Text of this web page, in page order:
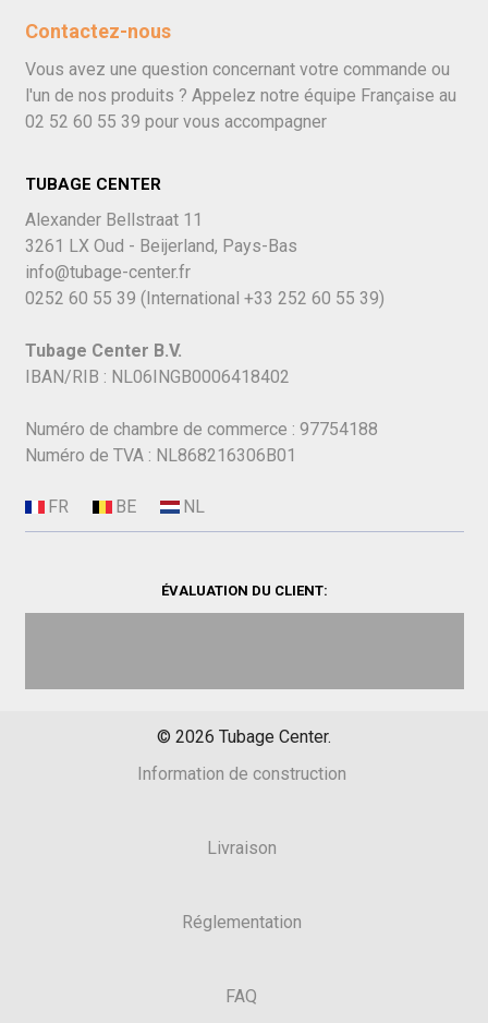
Contactez-nous
Vous avez une question concernant votre commande ou
l'un de nos produits ? Appelez notre équipe Française au
02 52 60 55 39 pour vous accompagner
TUBAGE CENTER
Alexander Bellstraat 11
3261 LX Oud - Beijerland, Pays-Bas
info@tubage-center.fr
0252 60 55 39 (International +33 252 60 55 39)
Tubage Center B.V.
IBAN/RIB : NL06INGB0006418402
Numéro de chambre de commerce : 97754188
Numéro de TVA : NL868216306B01
ÉVALUATION DU CLIENT:
© 2026 Tubage Center.
Information de construction
Livraison
Réglementation
FAQ